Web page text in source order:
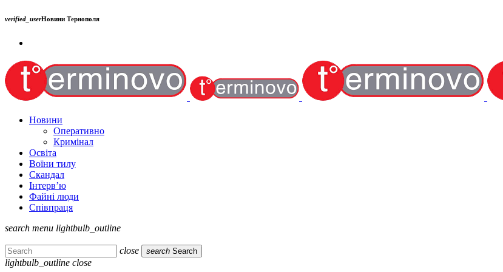
verified_userНовини Тернополя
Новини
Оперативно
Кримінал
Освіта
Воїни тилу
Скандал
Інтерв’ю
Файні люди
Співпраця
search menu lightbulb_outline
close search Search
lightbulb_outline close